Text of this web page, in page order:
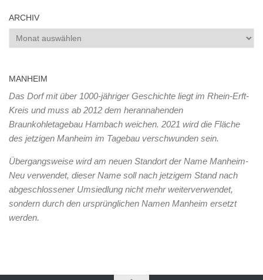
ARCHIV
Archiv
MANHEIM
Das Dorf mit über 1000-jähriger Geschichte liegt im Rhein-Erft-
Kreis und muss ab 2012 dem herannahenden
Braunkohletagebau Hambach weichen. 2021 wird die Fläche
des jetzigen Manheim im Tagebau verschwunden sein.
Übergangsweise wird am neuen Standort der Name Manheim-
Neu verwendet, dieser Name soll nach jetzigem Stand nach
abgeschlossener Umsiedlung nicht mehr weiterverwendet,
sondern durch den ursprünglichen Namen Manheim ersetzt
werden.